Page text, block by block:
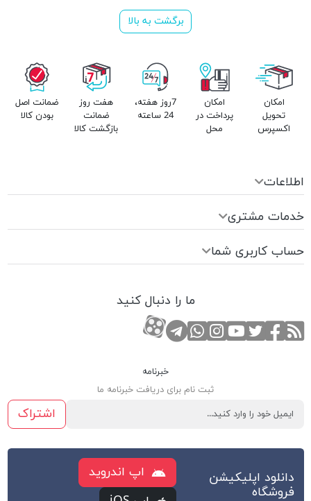
برگشت به بالا
امکان
تحویل
اکسپرس
امکان
پرداخت در
محل
7روز هفته،
24 ساعته
هفت روز
ضمانت
بازگشت کالا
ضمانت اصل
بودن کالا
اطلاعات
خدمات مشتری
حساب کاربری شما
ما را دنبال کنید
RSSصفحه فیسبوک
صفحه تویتر
کانال یوتوب
صفحه اینستاگرام
تماس با واتس اپ
کانال تلگرام
کانال آپارات
خبرنامه
ثبت نام برای دریافت خبرنامه ما
اشتراک
دانلود اپلیکیشن
فروشگاه
اپ اندروید